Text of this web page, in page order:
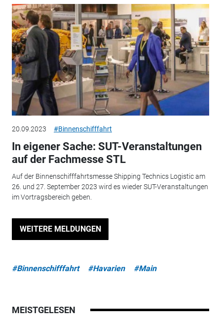
20.09.2023 #Binnenschifffahrt
In eigener Sache: SUT-Veranstaltungen
auf der Fachmesse STL
Auf der Binnenschifffahrtsmesse Shipping Technics Logistic am
26. und 27. September 2023 wird es wieder SUT-Veranstaltungen
im Vortragsbereich geben.
WEITERE MELDUNGEN
#Binnenschifffahrt #Havarien #Main
MEISTGELESEN